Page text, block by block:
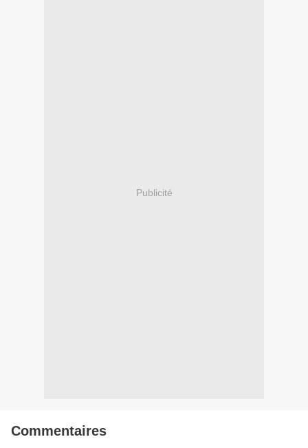
Publicité
Commentaires